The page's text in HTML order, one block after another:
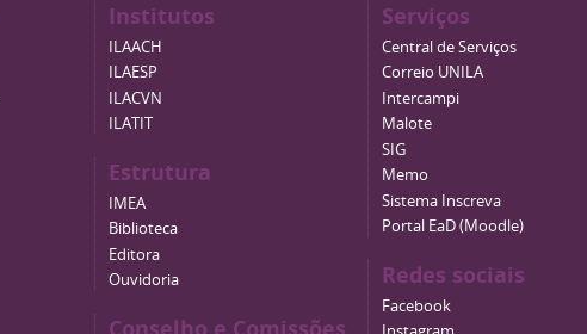
Institutos
ILAACH
ILAESP
ILACVN
ILATIT
Estrutura
IMEA
Biblioteca
Editora
Ouvidoria
Serviços
Central de Serviços
Correio UNILA
Intercampi
Malote
SIG
Memo
Sistema Inscreva
Portal EaD (Moodle)
Redes sociais
Facebook